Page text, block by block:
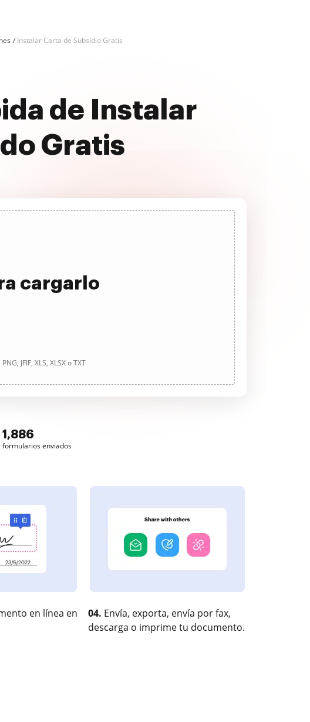
Instalar Carta de Subsidio Gratis
de Instalar
Gratis
cargarlo
JFIF, XLS, XLSX o TXT
1,886
formularios enviados
en línea en
04. Envía, exporta, envía por fax,
descarga o imprime tu documento.